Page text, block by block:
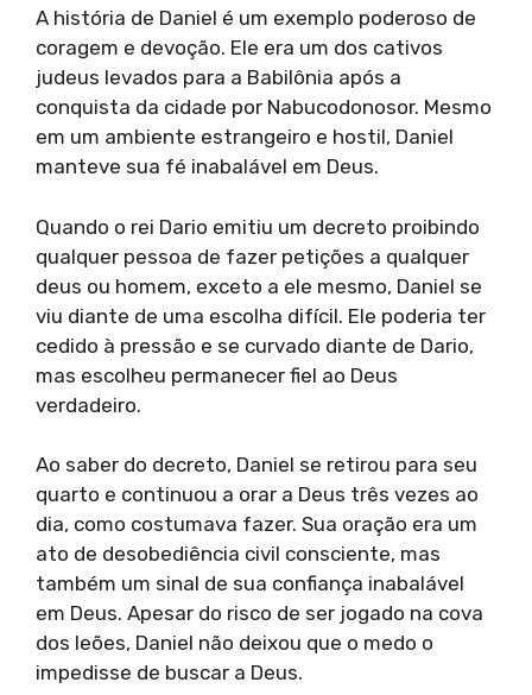
A história de Daniel é um exemplo poderoso de
coragem e devoção. Ele era um dos cativos
judeus levados para a Babilônia após a
conquista da cidade por Nabucodonosor. Mesmo
em um ambiente estrangeiro e hostil, Daniel
manteve sua fé inabalável em Deus.
Quando o rei Dario emitiu um decreto proibindo
qualquer pessoa de fazer petições a qualquer
deus ou homem, exceto a ele mesmo, Daniel se
viu diante de uma escolha difícil. Ele poderia ter
cedido à pressão e se curvado diante de Dario,
mas escolheu permanecer fiel ao Deus
verdadeiro.
Ao saber do decreto, Daniel se retirou para seu
quarto e continuou a orar a Deus três vezes ao
dia, como costumava fazer. Sua oração era um
ato de desobediência civil consciente, mas
também um sinal de sua confiança inabalável
em Deus. Apesar do risco de ser jogado na cova
dos leões, Daniel não deixou que o medo o
impedisse de buscar a Deus.